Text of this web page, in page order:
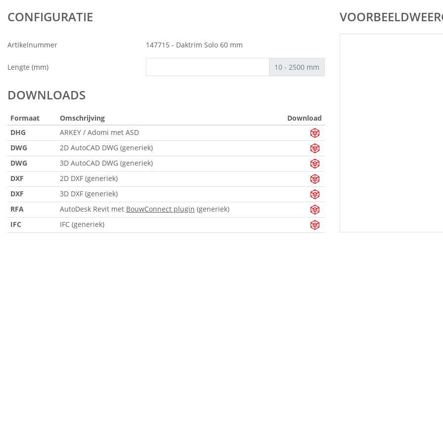
CONFIGURATIE
Artikelnummer 147715 - Daktrim Solo 60 mm
Lengte (mm) 10 - 2500 mm
DOWNLOADS
Formaat Omschrijving
Download
DHG
ARKEY / Adomi met ASD
DWG
2D AutoCAD DWG (generiek)
DWG
3D AutoCAD DWG (generiek)
DXF
2D DXF (generiek)
DXF
3D DXF (generiek)
RFA
AutoDesk Revit met BouwConnect plugin (generiek)
IFC
IFC (generiek)